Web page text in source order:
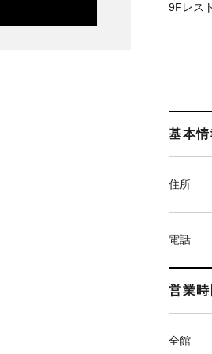
9Fレス
基本情
住所
電話
営業時
全館